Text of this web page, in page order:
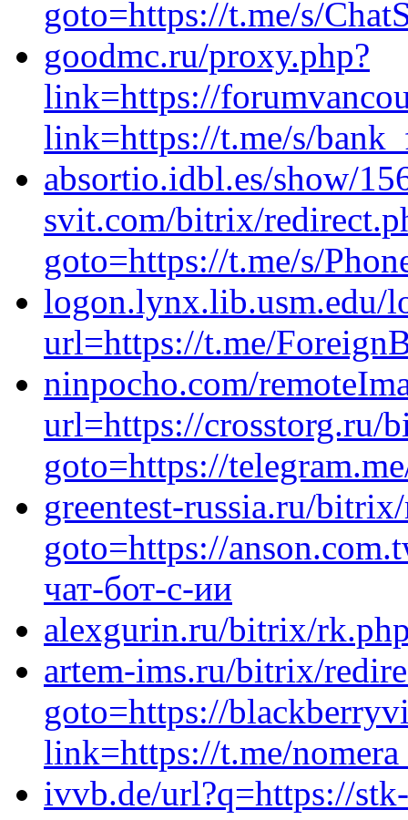
goto=https://t.me/s/
goodmc.ru/proxy.php?
link=https://
link=https://t.me/s/
absortio.idbl.es/show/
svit.com/bitrix/
goto=https://t.me/s/
logon.lynx.lib.usm.edu/
url=https://t.me/
ninpocho.com/
url=https://crosstorg.ru/
goto=https://
greentest-russia.ru/
goto=https://
чат-бот-с-ии
alexgurin.ru/bitrix/
artem-ims.ru/bitrix/
goto=https://
link=https://t.me/
ivvb.de/url?q=https://